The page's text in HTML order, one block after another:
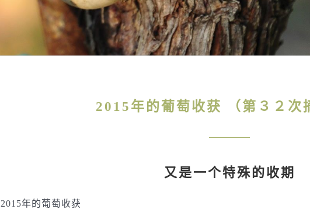
2015年的葡萄收获 （第３２次
又是一个特殊的收期
2015年的葡萄收获